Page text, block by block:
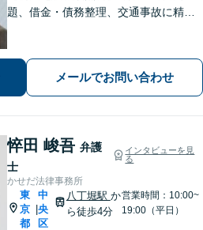
題、借金・債務整理、交通事故に精通
まいります。お困りごとはお早めにご
相談を！【分割払い対応】
メールでお問い合わせ
悴田 峻吾 弁護
士
インタビューを見
る
かせだ法律事務所
東
京
都
中
央
区
八丁堀駅 か
ら徒歩4分
営業時間：10:00~
19:00（平日）